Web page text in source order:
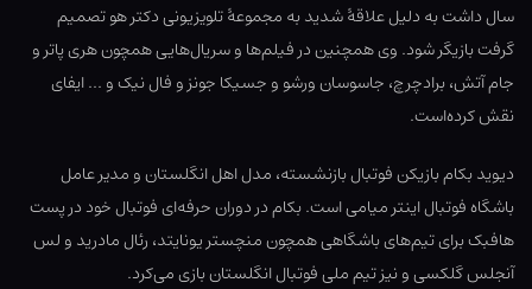
سال داشت به دلیل علاقهٔ شدید به مجموعهٔ تلویزیونی دکتر هو تصمیم
گرفت بازیگر شود. وی همچنین در فیلم‌ها و سریال‌هایی همچون هری پاتر و
جام آتش، برادچرچ، جاسوسان ورشو و جسیکا جونز و فال نیک و … ایفای
نقش کرده‌است.
دیوید بکام بازیکن فوتبال بازنشسته، مدل اهل انگلستان و مدیر عامل
باشگاه فوتبال اینتر میامی است. بکام در دوران حرفه‌ای فوتبال خود در پست
هافبک برای تیم‌های باشگاهی همچون منچستر یونایتد، رئال مادريد و لس
آنجلس گلكسی و نیز تیم ملی فوتبال انگلستان بازی می‌کرد.